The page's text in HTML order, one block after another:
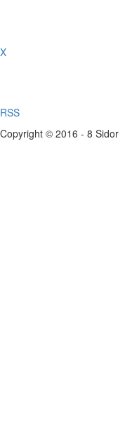
X
RSS
Copyright © 2016 - 8 Sidor